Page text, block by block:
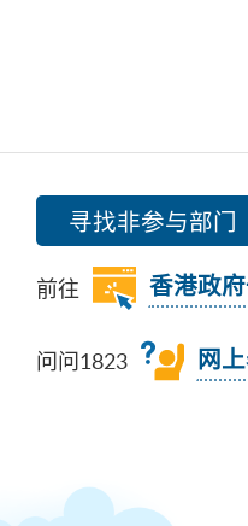
寻找非参与部门
前往 香港政
问问1823 网